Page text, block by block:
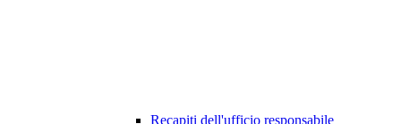
Recapiti dell'ufficio responsabile